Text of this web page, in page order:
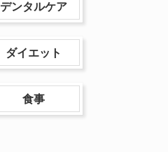
デンタルケア
ダイエット
食事